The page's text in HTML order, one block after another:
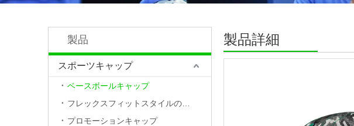
製品
スポーツキャップ
ベースボールキャップ
プロモーションキャップ
製品詳細